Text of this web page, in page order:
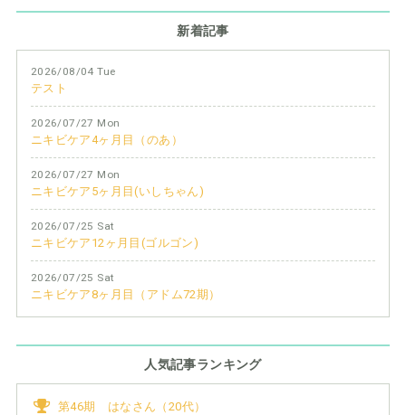
新着記事
2026/08/04 Tue
テスト
2026/07/27 Mon
ニキビケア4ヶ月目（のあ）
2026/07/27 Mon
ニキビケア5ヶ月目(いしちゃん)
2026/07/25 Sat
ニキビケア12ヶ月目(ゴルゴン)
2026/07/25 Sat
ニキビケア8ヶ月目（アドム72期）
人気記事ランキング
第46期 はなさん（20代）